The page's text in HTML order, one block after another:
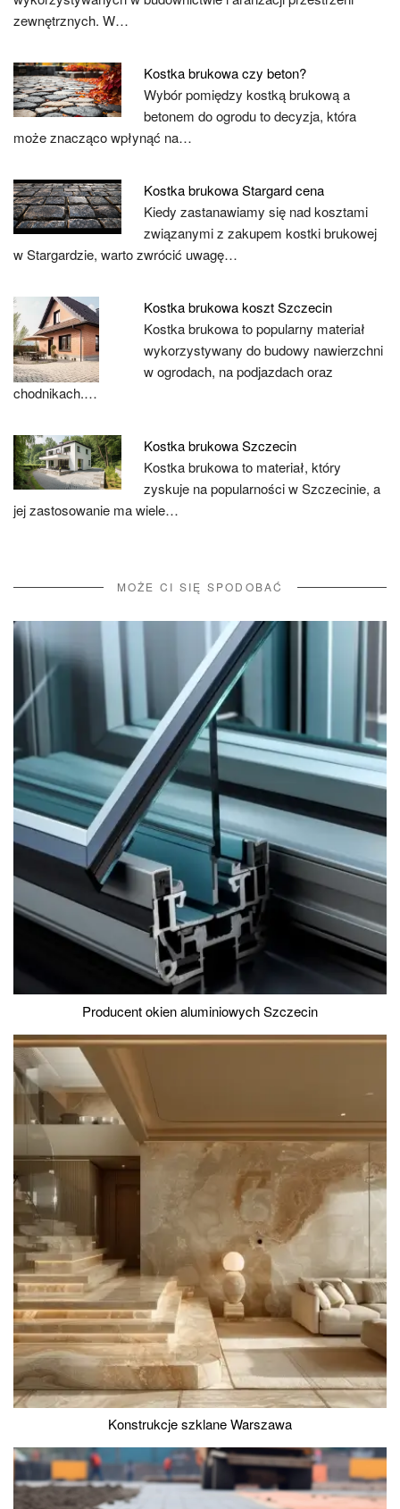
zewnętrznych. W…
Kostka brukowa czy beton?
Wybór pomiędzy kostką brukową a
betonem do ogrodu to decyzja, która
może znacząco wpłynąć na…
Kostka brukowa Stargard cena
Kiedy zastanawiamy się nad kosztami
związanymi z zakupem kostki brukowej
w Stargardzie, warto zwrócić uwagę…
Kostka brukowa koszt Szczecin
Kostka brukowa to popularny materiał
wykorzystywany do budowy nawierzchni
w ogrodach, na podjazdach oraz
chodnikach.…
Kostka brukowa Szczecin
Kostka brukowa to materiał, który
zyskuje na popularności w Szczecinie, a
jej zastosowanie ma wiele…
MOŻE CI SIĘ SPODOBAĆ
Producent okien aluminiowych Szczecin
Konstrukcje szklane Warszawa